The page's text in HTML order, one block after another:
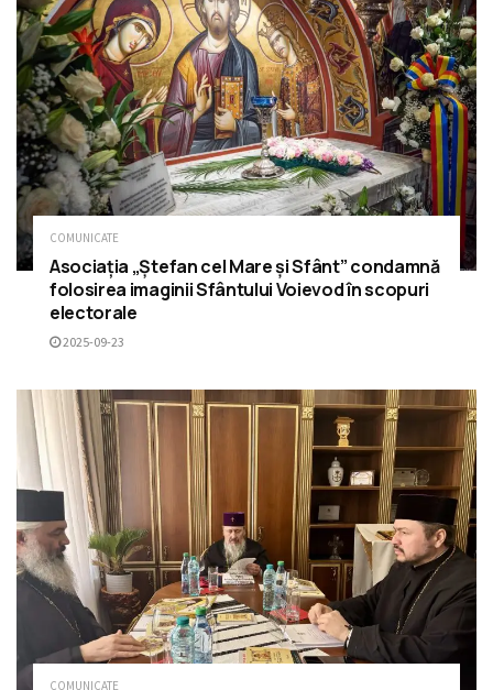
COMUNICATE
Asociația „Ștefan cel Mare și Sfânt” condamnă
folosirea imaginii Sfântului Voievod în scopuri
electorale
2025-09-23
COMUNICATE